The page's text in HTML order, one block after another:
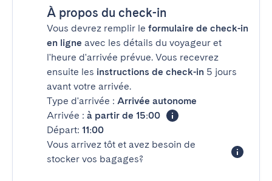
À propos du check-in
Vous devrez remplir le formulaire de check-in
en ligne avec les détails du voyageur et
l'heure d'arrivée prévue. Vous recevrez
ensuite les instructions de check-in 5 jours
avant votre arrivée.
Type d'arrivée : Arrivée autonome
Arrivée : à partir de 15:00
Départ: 11:00
Vous arrivez tôt et avez besoin de
stocker vos bagages?